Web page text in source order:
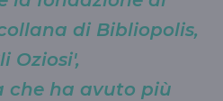
di Bibliopolis,
Oziosi',
che ha avuto più